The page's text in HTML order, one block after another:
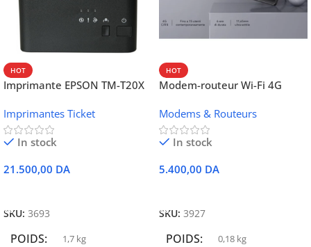
HOT
Imprimante EPSON TM-T20X
Ethernet
Imprimantes Ticket
In stock
21.500,00 DA
SKU: 3693
POIDS 1,7 kg
HOT
Modem-routeur Wi-Fi 4G
Modems & Routeurs
In stock
5.400,00 DA
SKU: 3927
POIDS 0,18 kg